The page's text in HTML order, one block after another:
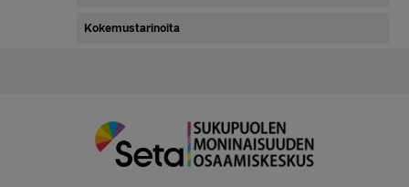
Kokemustarinoita